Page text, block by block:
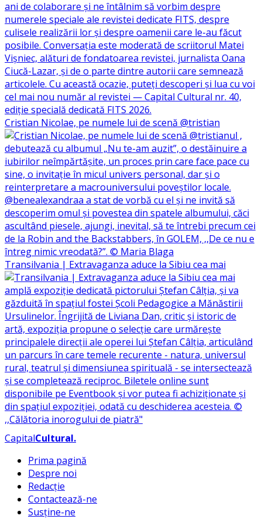
Cristian Nicolae, pe numele lui de scenă @tristian
Transilvania | Extravaganza aduce la Sibiu cea mai
CapitalCultural.
Prima pagină
Despre noi
Redacție
Contactează-ne
Susține-ne